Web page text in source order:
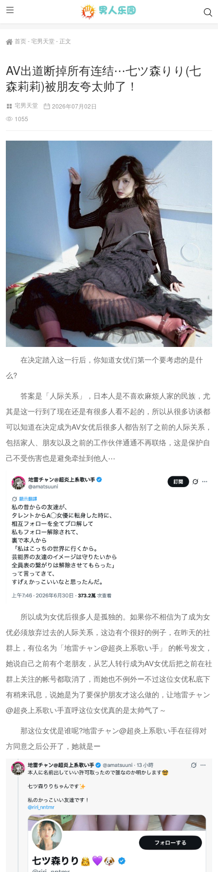
首页-宅男天堂- 正文
AV出道断掉所有连结⋯七ツ森りり(七
森莉莉)被朋友夸太帅了！
宅男天堂
2026年07月02日
1055
在决定踏入这一行后，你知道女优们第一个要考虑的是什
么?
答案是「人际关系」，日本人是不喜欢麻烦人家的民族，尤
其是这一行到了现在还是有很多人看不起的，所以从很多访谈都
可以知道在决定成为AV女优后很多人都告别了之前的人际关系，
包括家人、朋友以及之前的工作伙伴通通不再联络，这是保护自
己不受伤害也是避免牵扯到他人⋯
所以成为女优后很多人是孤独的。如果你不相信为了成为女
优必须放弃过去的人际关系，这边有个很好的例子，在昨天的社
群上，有位名为「地雷チャン@超炎上系歌い手」 的帐号发文，
她说自己之前有个老朋友，从艺人转行成为AV女优后把之前在社
群上关注的帐号都取消了，而她也不例外ー不过这位女优私底下
有稍来讯息，说她是为了要保护朋友才这么做的，让地雷チャン
@超炎上系歌い手直呼这位女优真的是太帅气了～
那这位女优是谁呢?地雷チャン@超炎上系歌い手在征得对
方同意之后公开了，她就是ー